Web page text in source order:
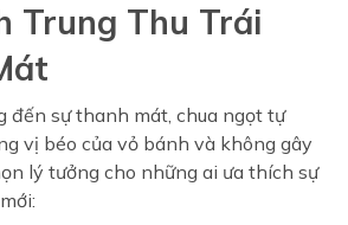
Trung Thu Trái
đến sự thanh mát, chua ngọt tự
vị béo của vỏ bánh và không gây
lý tưởng cho những ai ưa thích sự